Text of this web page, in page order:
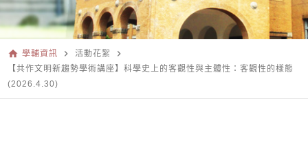
home 學輔資訊 navigate_next 活動花絮 navigate_next
【共作文明新趨勢學術講座】科學史上的客觀性與主體性：客觀性的樣態
(2026.4.30)